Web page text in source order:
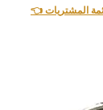
المشتريات